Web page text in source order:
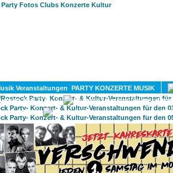
PARTY KONZERTE MUSIK
KULTUR
GAY